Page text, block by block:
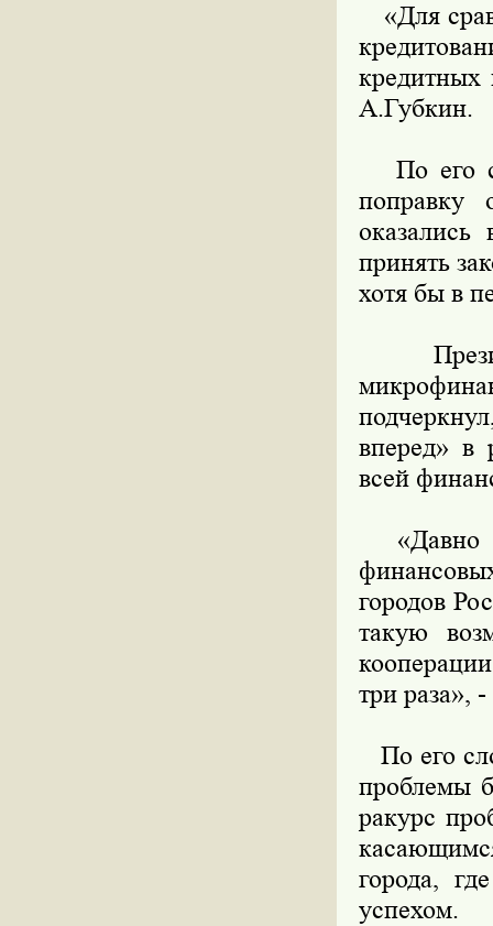
«Для
кредитных
А.Губкин.
По его
поправку
принять
хотя бы в
вперед» в
всей
«Давно
городов
такую
три раза»,
По его
проблемы
ракурс
города,
успехом.